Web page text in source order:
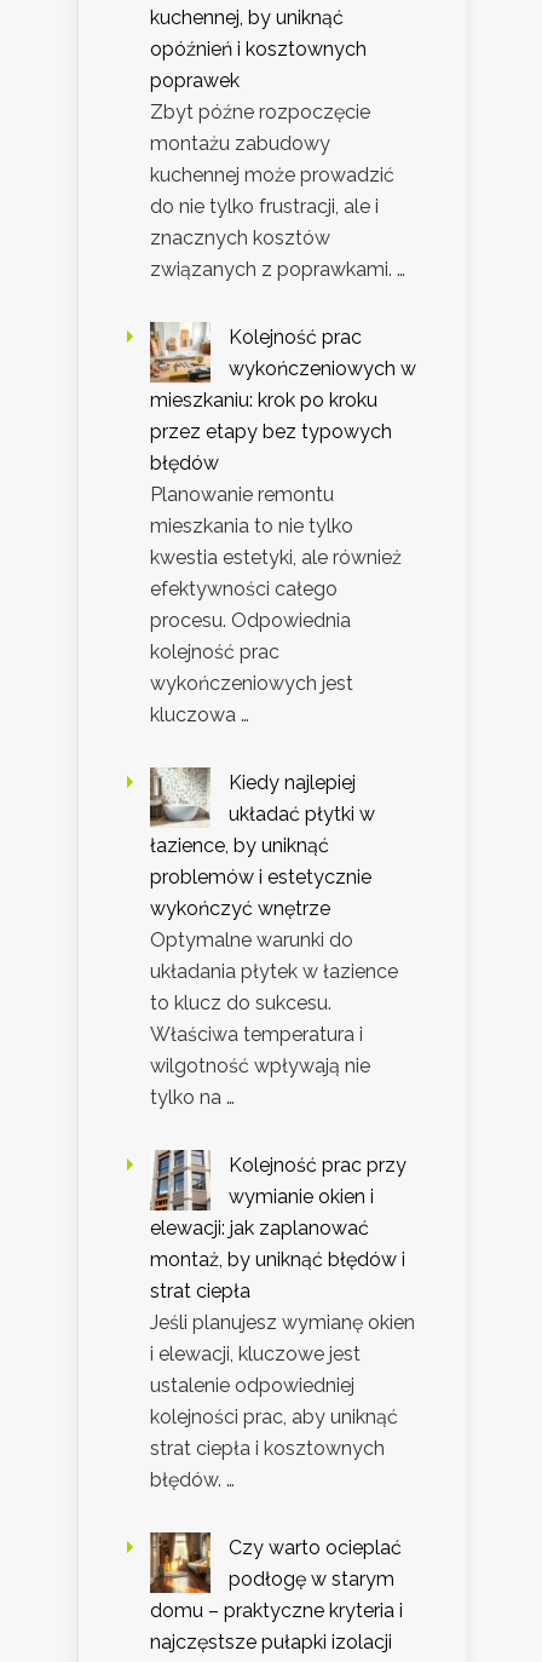
kuchennej, by uniknąć
opóźnień i kosztownych
poprawek
Zbyt późne rozpoczęcie
montażu zabudowy
kuchennej może prowadzić
do nie tylko frustracji, ale i
znacznych kosztów
związanych z poprawkami. …
Kolejność prac
wykończeniowych w
mieszkaniu: krok po kroku
przez etapy bez typowych
błędów
Planowanie remontu
mieszkania to nie tylko
kwestia estetyki, ale również
efektywności całego
procesu. Odpowiednia
kolejność prac
wykończeniowych jest
kluczowa …
Kiedy najlepiej
układać płytki w
łazience, by uniknąć
problemów i estetycznie
wykończyć wnętrze
Optymalne warunki do
układania płytek w łazience
to klucz do sukcesu.
Właściwa temperatura i
wilgotność wpływają nie
tylko na …
Kolejność prac przy
wymianie okien i
elewacji: jak zaplanować
montaż, by uniknąć błędów i
strat ciepła
Jeśli planujesz wymianę okien
i elewacji, kluczowe jest
ustalenie odpowiedniej
kolejności prac, aby uniknąć
strat ciepła i kosztownych
błędów. …
Czy warto ocieplać
podłogę w starym
domu – praktyczne kryteria i
najczęstsze pułapki izolacji